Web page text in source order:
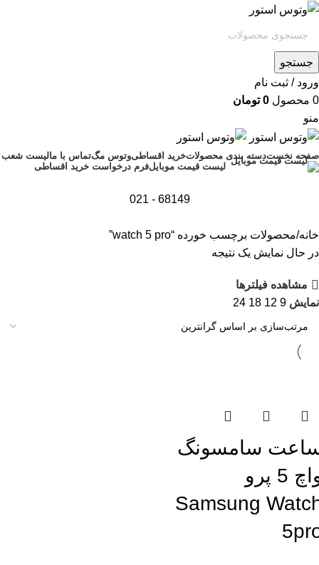
جستجو
ورود / ثبت نام
0 محصول 0 تومان
منو
صفحه نخستدسته بندی محصولاتخرید اقساطیوتوس مگتماس با مالیست شعب
لیست قیمت موبایلفرم درخواست خرید اقساطی
68149 - 021
خانه محصولات برچسب خورده “watch 5 pro”
در حال نمایش یک نتیجه
مشاهده فیلترها
نمایش 9
12
18
24
سامسونگ
واچ 5 پرو
Samsung